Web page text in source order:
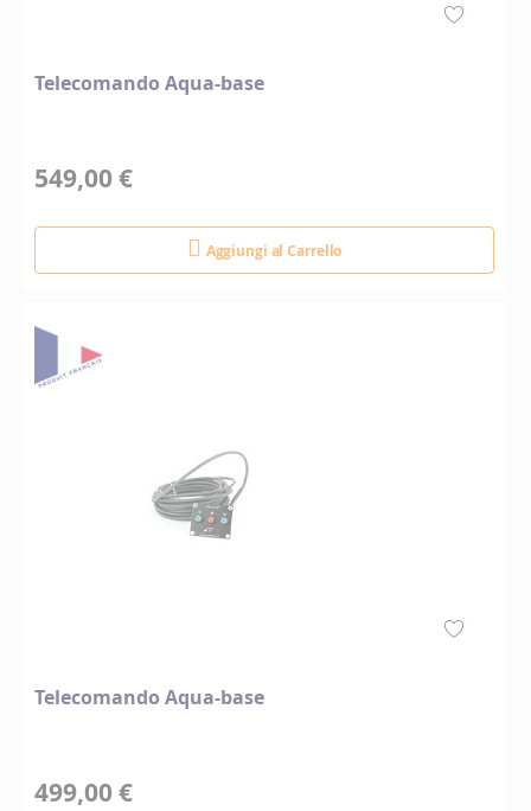
Telecomando Aqua-base
549,00 €
Aggiungi al Carrello
Telecomando Aqua-base
499,00 €